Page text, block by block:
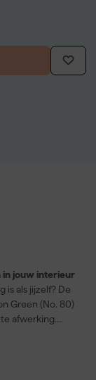
in jouw interieur
is als jijzelf? De
Green (No. 80)
afwerking.
project in je